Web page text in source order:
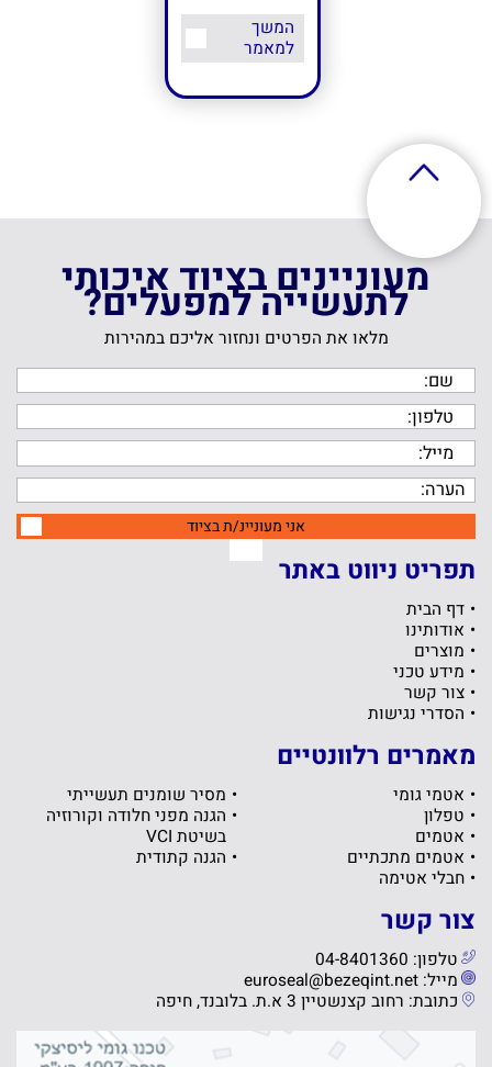
המשך
למאמר
מעוניינים בציוד איכותי
לתעשייה למפעלים?
מלאו את הפרטים ונחזור אליכם במהירות
אני מעוניינ/ת בציוד
תפריט ניווט באתר
דף הבית
אודותינו
מוצרים
מידע טכני
צור קשר
הסדרי נגישות
מאמרים רלוונטיים
אטמי גומי
טפלון
אטמים
אטמים מתכתיים
חבלי אטימה
מסיר שומנים תעשייתי
הגנה מפני חלודה וקורוזיה
בשיטת VCI
הגנה קתודית
צור קשר
טלפון: 04-8401360
מייל: euroseal@bezeqint.net
כתובת: רחוב קצנשטיין 3 א.ת. בלובנד, חיפה